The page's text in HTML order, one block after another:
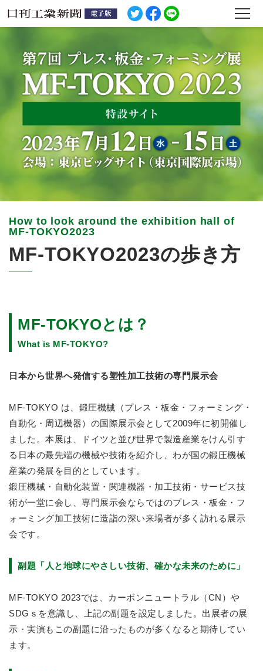
MF-TOKYO2023の歩き方
MF-TOKYOとは？
What is MF-TOKYO?
日本から世界へ発信する塑性加工技術の専門展示会
MF-TOKYO は、鍛圧機械（プレス・板金・フォーミング・
自動化・周辺機器）の国際展示会として2009年に初開催し
ました。本展は、ドイツと並び世界で製造産業をけん引す
る日本の最先端の機械や技術を紹介し、わが国の鍛圧機械
産業の発展を目的としています。
鍛圧機械・自動化装置・関連機器・加工技術・サービス技
術が一堂に会し、専門展示会ならではのプレス・板金・フ
ォーミング加工技術に造詣の深い来場者が多く訪れる展示
会です。
副題「人と地球にやさしい技術、確かな未来のために」
MF-TOKYO 2023では、カーボンニュートラル（CN）や
SDGｓを意識し、上記の副題を設定しました。出展者の展
示・実演もこの副題に沿ったものが多くなると期待してい
ます。